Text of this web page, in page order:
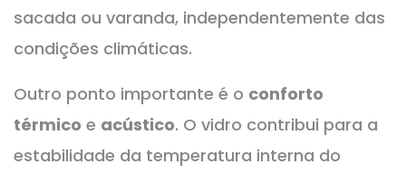
sacada ou varanda, independentemente das
condições climáticas.
Outro ponto importante é o conforto
térmico e acústico. O vidro contribui para a
estabilidade da temperatura interna do